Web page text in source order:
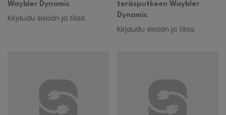
Waybler Dynamic
Kirjaudu sisään ja tilaa.
teräsputkeen Waybler
Dynamic
Kirjaudu sisään ja tilaa.